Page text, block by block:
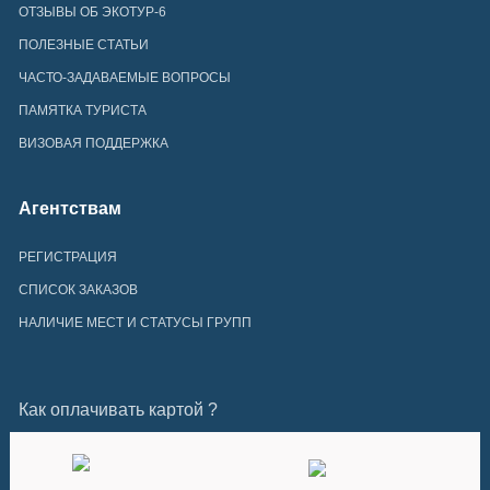
ОТЗЫВЫ ОБ ЭКОТУР-6
ПОЛЕЗНЫЕ СТАТЬИ
ЧАСТО-ЗАДАВАЕМЫЕ ВОПРОСЫ
ПАМЯТКА ТУРИСТА
ВИЗОВАЯ ПОДДЕРЖКА
Агентствам
РЕГИСТРАЦИЯ
СПИСОК ЗАКАЗОВ
НАЛИЧИЕ МЕСТ И СТАТУСЫ ГРУПП
Как оплачивать картой ?